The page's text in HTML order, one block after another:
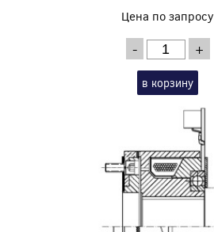
Цена по запросу
- +
в корзину